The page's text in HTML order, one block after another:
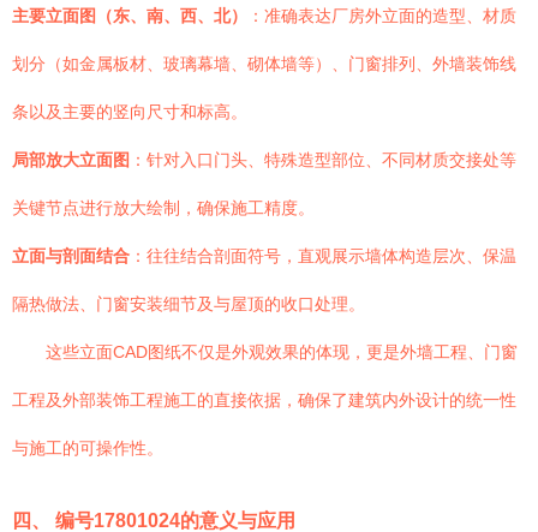
主要立面图（东、南、西、北） ：准确表达厂房外立面的造型、材质
划分（如金属板材、玻璃幕墙、砌体墙等）、门窗排列、外墙装饰线
条以及主要的竖向尺寸和标高。
局部放大立面图 ：针对入口门头、特殊造型部位、不同材质交接处等
关键节点进行放大绘制，确保施工精度。
立面与剖面结合 ：往往结合剖面符号，直观展示墙体构造层次、保温
隔热做法、门窗安装细节及与屋顶的收口处理。
这些立面CAD图纸不仅是外观效果的体现，更是外墙工程、门窗
工程及外部装饰工程施工的直接依据，确保了建筑内外设计的统一性
与施工的可操作性。
四、 编号17801024的意义与应用